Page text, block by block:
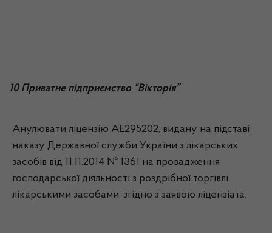
10 Приватне підприємство “Вікторія”
Анулювати ліцензію АЕ295202, видану на підставі
наказу Державної служби України з лікарських
засобів від 11.11.2014 № 1361 на провадження
господарської діяльності з роздрібної торгівлі
лікарськими засобами, згідно з заявою ліцензіата.